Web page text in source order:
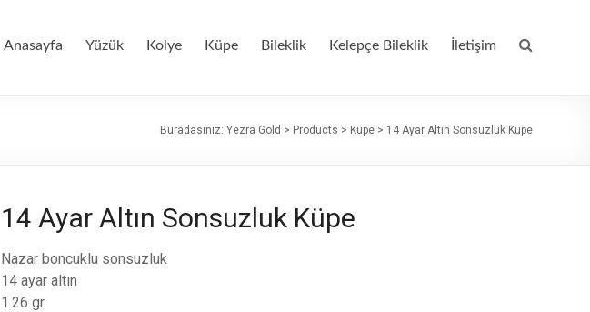
Anasayfa Yüzük Kolye Küpe Bileklik Kelepçe Bileklik İletişim
Buradasınız: Yezra Gold > Products > Küpe > 14 Ayar Altın Sonsuzluk Küpe
14 Ayar Altın Sonsuzluk Küpe
Nazar boncuklu sonsuzluk
14 ayar altın
1.26 gr